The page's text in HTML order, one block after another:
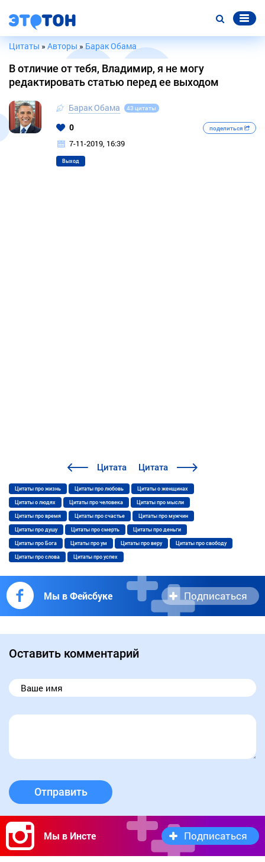
Цитаты » Авторы »Барак Обама
В отличие от тебя, Владимир, я не могу
редактировать статью перед ее выходом
Барак Обама 43 цитаты
0 поделиться
7-11-2019, 16:39
Выход
Цитата Цитата
Цитаты про жизнь Цитаты про любовь Цитаты о женщинах
Цитаты о людях Цитаты про человека Цитаты про мысли
Цитаты про время Цитаты про счастье Цитаты про мужчин
Цитаты про душу Цитаты про смерть Цитаты про деньги
Цитаты про Бога Цитаты про ум Цитаты про веру Цитаты про свободу
Цитаты про слова Цитаты про успех
Мы в Фейсбуке Подписаться
Оставить комментарий
Отправить
Мы в Инсте Подписаться